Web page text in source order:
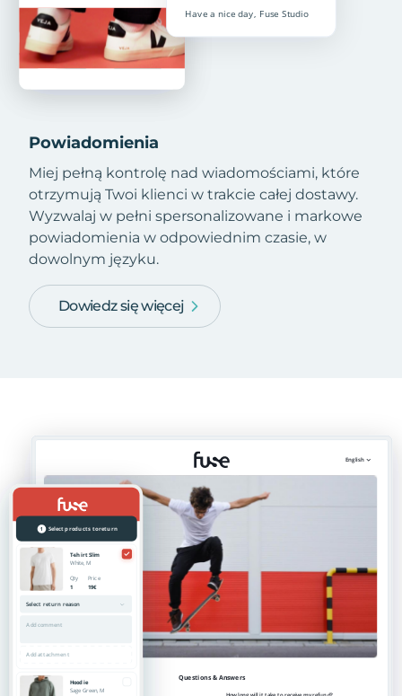
Powiadomienia
Miej pełną kontrolę nad wiadomościami, które
otrzymują Twoi klienci w trakcie całej dostawy.
Wyzwalaj w pełni spersonalizowane i markowe
powiadomienia w odpowiednim czasie, w
dowolnym języku.
Dowiedz się więcej